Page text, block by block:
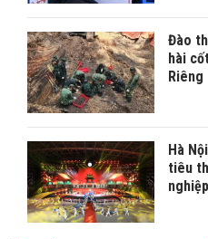
Đào
hài
Riêng
Hà
tiêu